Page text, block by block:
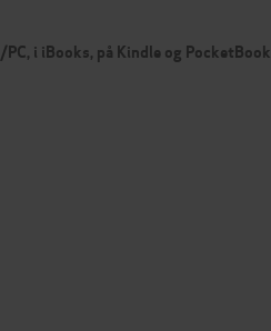
i iBooks, på Kindle og PocketBook